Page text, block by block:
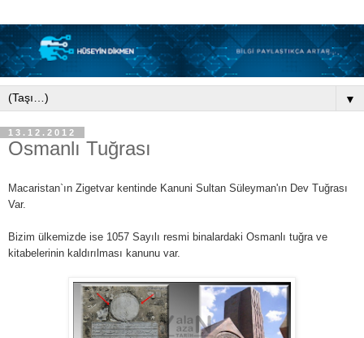
▼
13.12.2012
Osmanlı Tuğrası
Macaristan`ın Zigetvar kentinde Kanuni Sultan Süleyman'ın Dev Tuğrası
Var.
Bizim ülkemizde ise 1057 Sayılı resmi binalardaki Osmanlı tuğra ve
kitabelerinin kaldırılması kanunu var.